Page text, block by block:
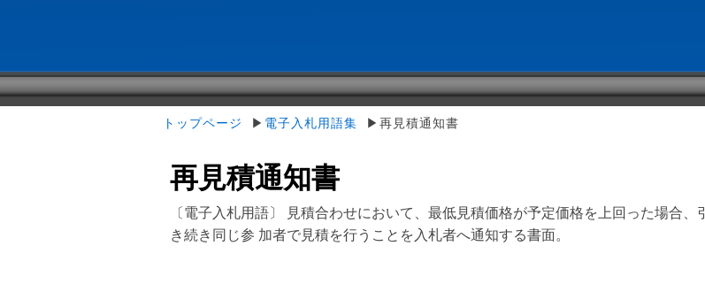
トップページ ▶ 電子入札用語集 ▶再見積通知書
再見積通知書
〔電子入札用語〕 見積合わせにおいて、最低見積価格が予定価格を上回った場合、引
き続き同じ参 加者で見積を行うことを入札者へ通知する書面。